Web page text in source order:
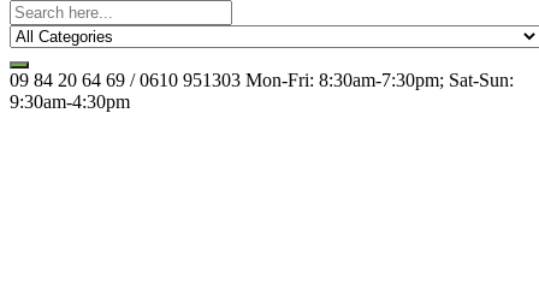
09 84 20 64 69 / 0610 951303 Mon-Fri: 8:30am-7:30pm; Sat-Sun:
9:30am-4:30pm